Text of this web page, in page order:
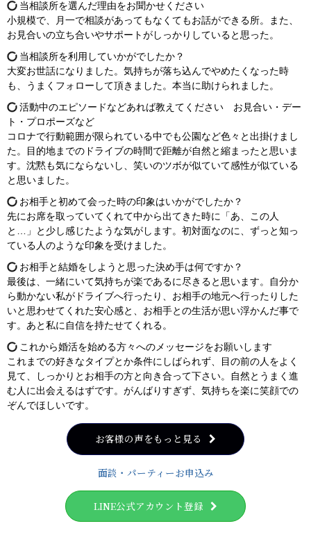
当相談所を選んだ理由をお聞かせください
小規模で、月一で相談があってもなくてもお話ができる所。また、
お見合いの立ち合いやサポートがしっかりしていると思った。
当相談所を利用していかがでしたか？
大変お世話になりました。気持ちが落ち込んでやめたくなった時
も、うまくフォローして頂きました。本当に助けられました。
活動中のエピソードなどあれば教えてください お見合い・デー
ト・プロポーズなど
コロナで行動範囲が限られている中でも公園など色々と出掛けまし
た。目的地までのドライブの時間で距離が自然と縮まったと思いま
す。沈黙も気にならないし、笑いのツボが似ていて感性が似ている
と思いました。
お相手と初めて会った時の印象はいかがでしたか？
先にお席を取っていてくれて中から出てきた時に「あ、この人
と…」と少し感じたような気がします。初対面なのに、ずっと知っ
ている人のような印象を受けました。
お相手と結婚をしようと思った決め手は何ですか？
最後は、一緒にいて気持ちが楽であるに尽きると思います。自分か
ら動かない私がドライブへ行ったり、お相手の地元へ行ったりした
いと思わせてくれた安心感と、お相手との生活が思い浮かんだ事で
す。あと私に自信を持たせてくれる。
これから婚活を始める方々へのメッセージをお願いします
これまでの好きなタイプとか条件にしばられず、目の前の人をよく
見て、しっかりとお相手の方と向き合って下さい。自然とうまく進
む人に出会えるはずです。がんばりすぎず、気持ちを楽に笑顔での
ぞんでほしいです。
お客様の声をもっと見る
面談・パーティーお申込み
LINE公式アカウント登録